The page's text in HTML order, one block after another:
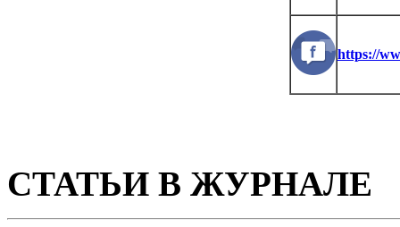
https://
СТАТЬИ В ЖУРНАЛЕ